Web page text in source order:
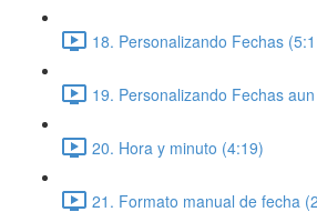
18. Personalizando Fechas
19. Personalizando Fechas
20. Hora y minuto (4:19)
21. Formato manual de fecha